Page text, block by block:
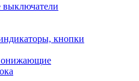
кнопки